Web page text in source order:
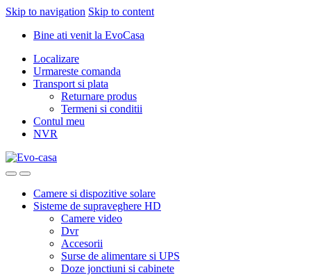
Skip to navigation Skip to content
Bine ati venit la EvoCasa
Localizare
Urmareste comanda
Transport si plata
Returnare produs
Termeni si conditii
Contul meu
NVR
Camere si dispozitive solare
Sisteme de supraveghere HD
Camere video
Dvr
Accesorii
Surse de alimentare si UPS
Doze jonctiuni si cabinete